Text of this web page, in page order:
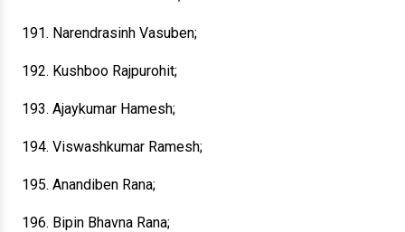
191. Narendrasinh Vasuben;
192. Kushboo Rajpurohit;
193. Ajaykumar Hamesh;
194. Viswashkumar Ramesh;
195. Anandiben Rana;
196. Bipin Bhavna Rana;